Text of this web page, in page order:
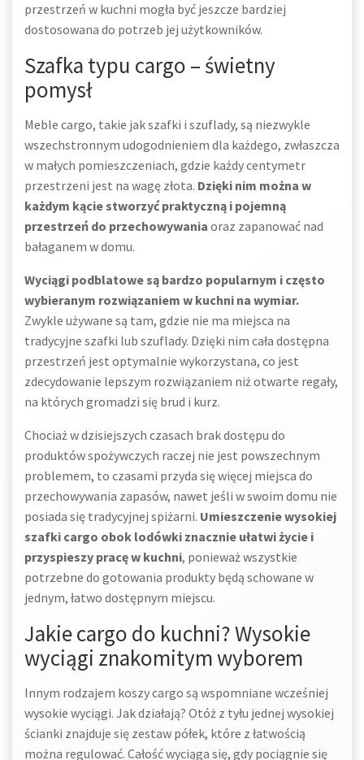
przestrzeń w kuchni mogła być jeszcze bardziej
dostosowana do potrzeb jej użytkowników.
Szafka typu cargo – świetny
pomysł
Meble cargo, takie jak szafki i szuflady, są niezwykle
wszechstronnym udogodnieniem dla każdego, zwłaszcza
w małych pomieszczeniach, gdzie każdy centymetr
przestrzeni jest na wagę złota. Dzięki nim można w
każdym kącie stworzyć praktyczną i pojemną
przestrzeń do przechowywania oraz zapanować nad
bałaganem w domu.
Wyciągi podblatowe są bardzo popularnym i często
wybieranym rozwiązaniem w kuchni na wymiar.
Zwykle używane są tam, gdzie nie ma miejsca na
tradycyjne szafki lub szuflady. Dzięki nim cała dostępna
przestrzeń jest optymalnie wykorzystana, co jest
zdecydowanie lepszym rozwiązaniem niż otwarte regały,
na których gromadzi się brud i kurz.
Chociaż w dzisiejszych czasach brak dostępu do
produktów spożywczych raczej nie jest powszechnym
problemem, to czasami przyda się więcej miejsca do
przechowywania zapasów, nawet jeśli w swoim domu nie
posiada się tradycyjnej spiżarni. Umieszczenie wysokiej
szafki cargo obok lodówki znacznie ułatwi życie i
przyspieszy pracę w kuchni, ponieważ wszystkie
potrzebne do gotowania produkty będą schowane w
jednym, łatwo dostępnym miejscu.
Jakie cargo do kuchni? Wysokie
wyciągi znakomitym wyborem
Innym rodzajem koszy cargo są wspomniane wcześniej
wysokie wyciągi. Jak działają? Otóż z tyłu jednej wysokiej
ścianki znajduje się zestaw półek, które z łatwością
można regulować. Całość wyciąga się, gdy pociągnie się